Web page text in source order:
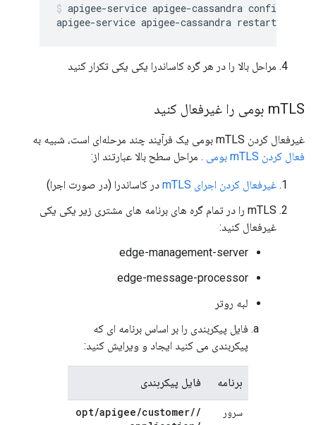
apigee-service apigee-cassandra configure
مراحل بالا را در هر گره کاساندرا یکی یکی تکرار کنید
mTLS بومی را غیرفعال کنید
غیرفعال کردن mTLS بومی یک فرآیند چند مرحله‌ای است، شبیه به
فعال کردن mTLS بومی
. مراحل سطح بالا عبارتند از:
غیرفعال کردن اجرای mTLS
در کاساندرا (در صورت اجرا)
mTLS را در تمام گره های برنامه های مشتری زیر یکی یکی
غیرفعال کنید:
edge-management-server
edge-message-processor
لبه روتر
فایل پیکربندی را بر اساس برنامه ای که
پیکربندی می کنید ایجاد و ویرایش کنید:
برنامه فایل پیکربندی
سرور
/
opt/apigee/customer/